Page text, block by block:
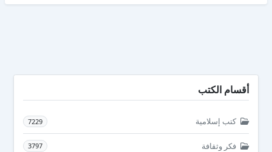
أقسام الكتب
كتب إسلامية 7229
فكر وثقافة 3797